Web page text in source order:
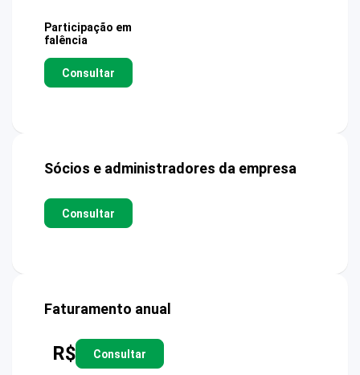
Participação em
falência
Consultar
Sócios e administradores da empresa
Consultar
Faturamento anual
R$ Consultar